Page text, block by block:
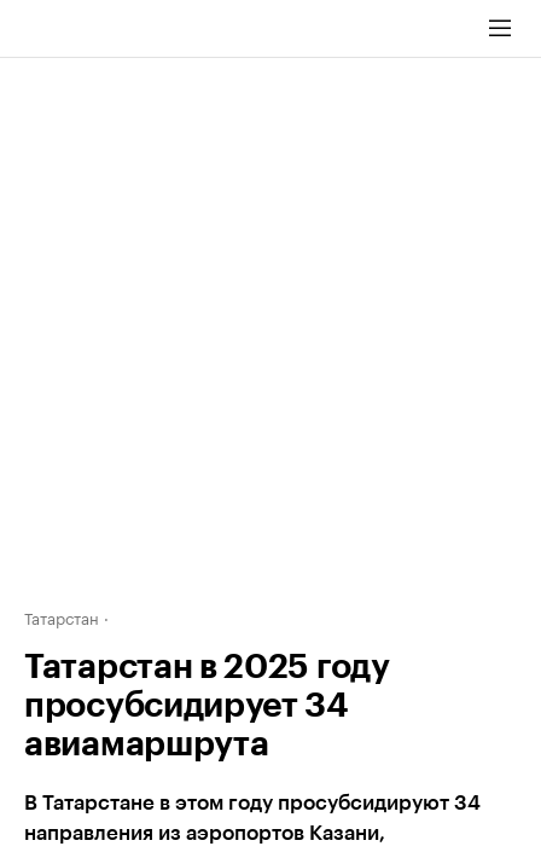
Татарстан
Татарстан в 2025 году
просубсидирует 34
авиамаршрута
В Татарстане в этом году просубсидируют 34
направления из аэропортов Казани,